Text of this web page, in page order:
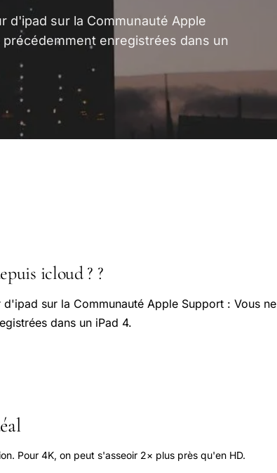
d'ipad sur la Communauté Apple
enregistrées dans un
icloud ? ?
sur la Communauté Apple Support : Vous ne
dans un iPad 4.
Pour 4K, on peut s'asseoir 2× plus près qu'en HD.